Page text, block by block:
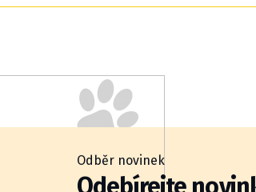
Odběr novinek
Odebírejte